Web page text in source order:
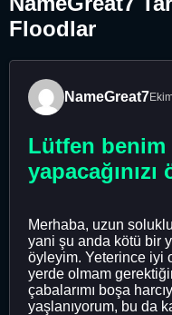
Floodlar
NameGreat7
Lütfen
Merhaba, uzun
yani şu anda kötü bir
öyleyim. Yeterince iyi
yerde olmam
çabalarımı boşa
yaşlanıyorum, bu da